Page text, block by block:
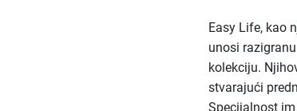
Easy Life, kao
unosi
kolekciju.
stvarajući
Specijalnost